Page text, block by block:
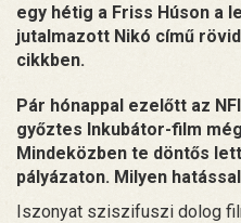
egy hétig a Friss Húson a
jutalmazott Nikó című
cikkben.
Pár hónappal ezelőtt az
győztes Inkubátor-film
Mindeközben te döntős
pályázaton. Milyen
Iszonyat sziszifuszi dolog